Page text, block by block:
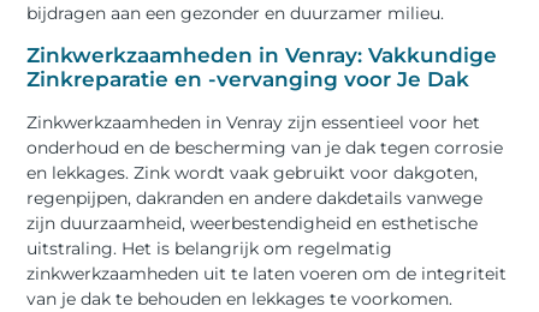
bijdragen aan een gezonder en duurzamer milieu.
Zinkwerkzaamheden in Venray: Vakkundige
Zinkreparatie en -vervanging voor Je Dak
Zinkwerkzaamheden in Venray zijn essentieel voor het
onderhoud en de bescherming van je dak tegen corrosie
en lekkages. Zink wordt vaak gebruikt voor dakgoten,
regenpijpen, dakranden en andere dakdetails vanwege
zijn duurzaamheid, weerbestendigheid en esthetische
uitstraling. Het is belangrijk om regelmatig
zinkwerkzaamheden uit te laten voeren om de integriteit
van je dak te behouden en lekkages te voorkomen.